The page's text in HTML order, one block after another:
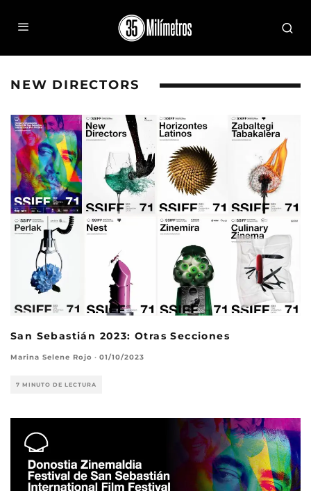
NEW DIRECTORS
San Sebastián 2023: Otras Secciones
Marina Selene Rojo · 01/10/2023
7 MINUTO DE LECTURA